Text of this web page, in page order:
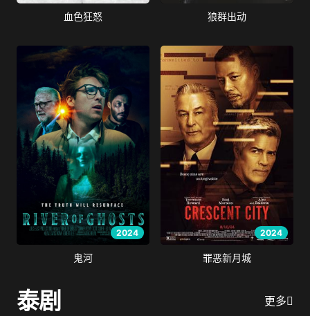
血色狂怒 狼群出动
2024
鬼河
2024
罪恶新月城
泰剧 更多